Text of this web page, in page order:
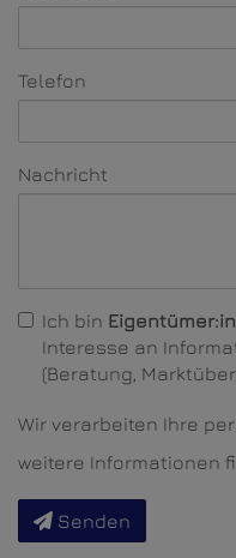
Telefon
Nachricht
Ich bin
Interesse an
(Beratung,
Wir verarbeiten Ihre
weitere Informationen
Senden